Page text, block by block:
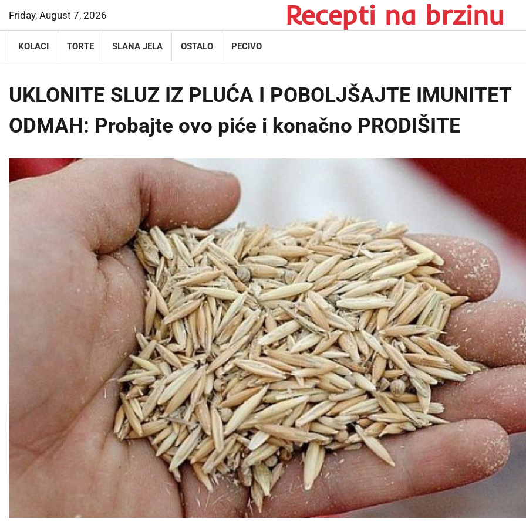
content
Friday, August 7, 2026 Recepti na brzinu
KOLACI TORTE SLANA JELA OSTALO PECIVO
UKLONITE SLUZ IZ PLUĆA I POBOLJŠAJTE IMUNITET
ODMAH: Probajte ovo piće i konačno PRODIŠITE